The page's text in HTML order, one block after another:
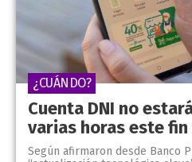
Cuenta DNI no
varias horas este fin
Según afirmaron desde Banco
¿CUÁNDO?